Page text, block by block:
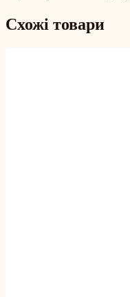
Схожі товари